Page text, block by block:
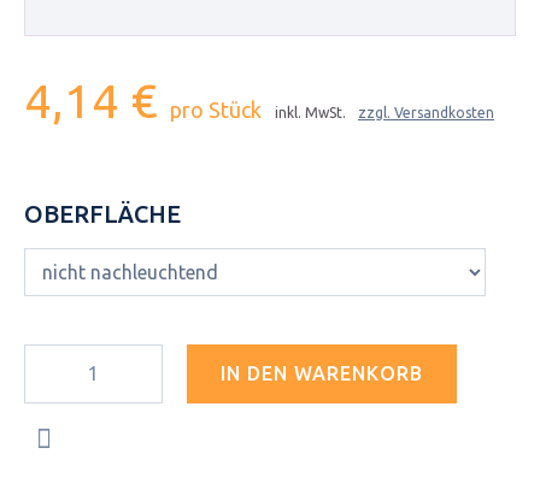
4,14 € pro Stück inkl. MwSt. zzgl. Versandkosten
OBERFLÄCHE
IN DEN WARENKORB